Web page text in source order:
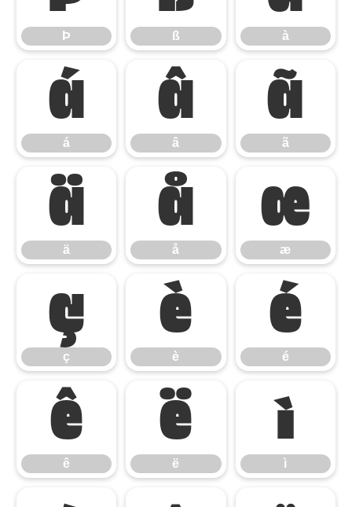
Þ ß à
á
á
â
â
ã
ã
ä
ä
å
å
æ
æ
ç
ç
è
è
é
é
ê
ê
ë
ë
ì
ì